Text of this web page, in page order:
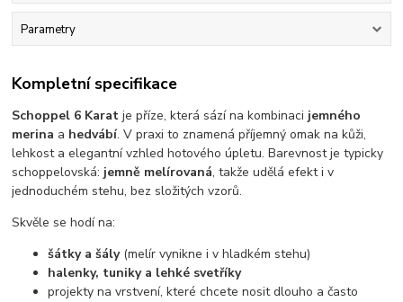
Parametry
Kompletní specifikace
Schoppel 6 Karat je příze, která sází na kombinaci jemného
merina a hedvábí. V praxi to znamená příjemný omak na kůži,
lehkost a elegantní vzhled hotového úpletu. Barevnost je typicky
schoppelovská: jemně melírovaná, takže udělá efekt i v
jednoduchém stehu, bez složitých vzorů.
Skvěle se hodí na:
šátky a šály(melír vynikne i v hladkém stehu)
halenky, tuniky a lehké svetříky
projekty na vrstvení, které chcete nosit dlouho a často